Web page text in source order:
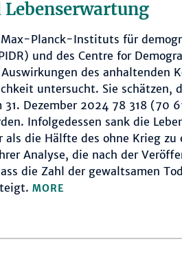
Lebenserwartung
Max-Planck-Instituts für
und des Centre for
des anhaltenden
untersucht. Sie schätzen,
Dezember 2024 78 318 (70
Infolgedessen sank die
als die Hälfte des ohne Krieg zu
Analyse, die nach der
die Zahl der gewaltsamen
MORE